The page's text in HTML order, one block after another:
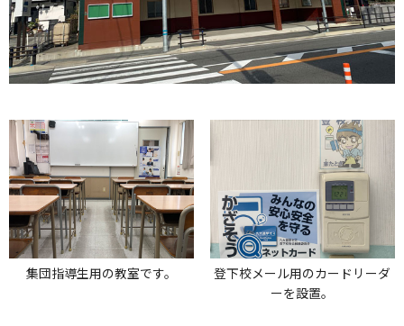
集団指導生用の教室です。
登下校メール用のカードリーダ
ーを設置。